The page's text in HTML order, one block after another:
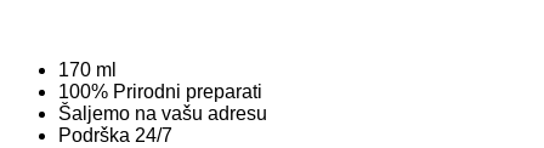
170 ml
100% Prirodni preparati
Šaljemo na vašu adresu
Podrška 24/7